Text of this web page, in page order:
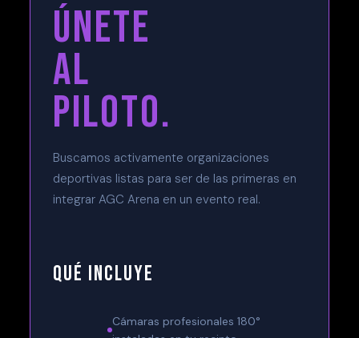
ÚNETE
AL
PILOTO.
Buscamos activamente organizaciones
deportivas listas para ser de las primeras en
integrar AGC Arena en un evento real.
QUÉ INCLUYE
Cámaras profesionales 180°